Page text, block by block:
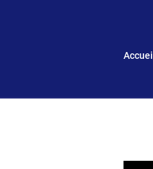
Accueil